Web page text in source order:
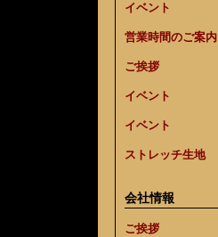
イベント
営業時間のご案内
ご挨拶
イベント
イベント
ストレッチ生地
会社情報
ご挨拶